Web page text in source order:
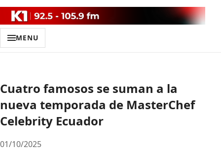
MENU
Cuatro famosos se suman a la
nueva temporada de MasterChef
Celebrity Ecuador
01/10/2025